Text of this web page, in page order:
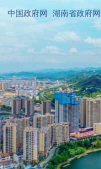
中国政府网 湖南省政府网